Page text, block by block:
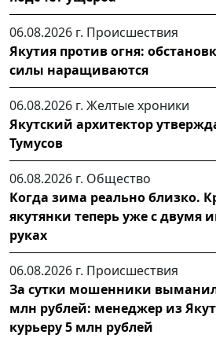
06.08.2026 г. Происшествия
Якутия против огня:
силы наращиваются
06.08.2026 г. Желтые хроники
Якутский архитектор
Тумусов
06.08.2026 г. Общество
Когда зима реально близко.
якутянки теперь уже с двумя
руках
06.08.2026 г. Происшествия
За сутки мошенники
млн рублей: менеджер из
курьеру 5 млн рублей